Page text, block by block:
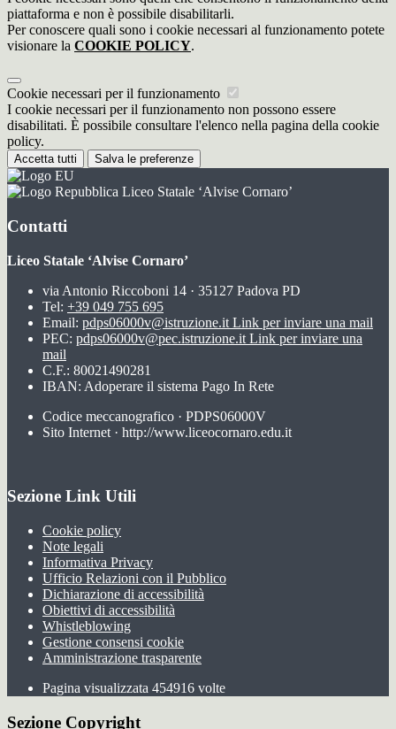
piattaforma e non è possibile disabilitarli.
Per conoscere quali sono i cookie necessari al funzionamento potete
visionare la COOKIE POLICY.
Cookie necessari per il funzionamento
I cookie necessari per il funzionamento non possono essere
disabilitati. È possibile consultare l'elenco nella pagina della cookie
policy.
Accetta tutti Salva le preferenze
Liceo Statale ‘Alvise Cornaro’
Contatti
Liceo Statale ‘Alvise Cornaro’
via Antonio Riccoboni 14 · 35127 Padova PD
Tel: +39 049 755 695
Email: pdps06000v@istruzione.it Link per inviare una mail
PEC: pdps06000v@pec.istruzione.it Link per inviare una
mail
C.F.: 80021490281
IBAN: Adoperare il sistema Pago In Rete
Codice meccanografico · PDPS06000V
Sito Internet · http://www.liceocornaro.edu.it
Sezione Link Utili
Cookie policy
Note legali
Informativa Privacy
Ufficio Relazioni con il Pubblico
Dichiarazione di accessibilità
Obiettivi di accessibilità
Whistleblowing
Gestione consensi cookie
Amministrazione trasparente
Pagina visualizzata 454916 volte
Sezione Copyright